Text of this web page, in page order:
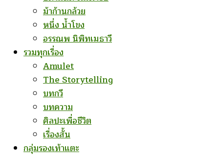
ม้าก้านกล้วย
หนึ่ง น้ำโขง
อรรณพ นิพิทเมธาวี
รวมทุกเรื่อง
Amulet
The Storytelling
บทกวี
บทความ
ศิลปะเพื่อชีวิต
เรื่องสั้น
กลุ่มรองเท้าแตะ